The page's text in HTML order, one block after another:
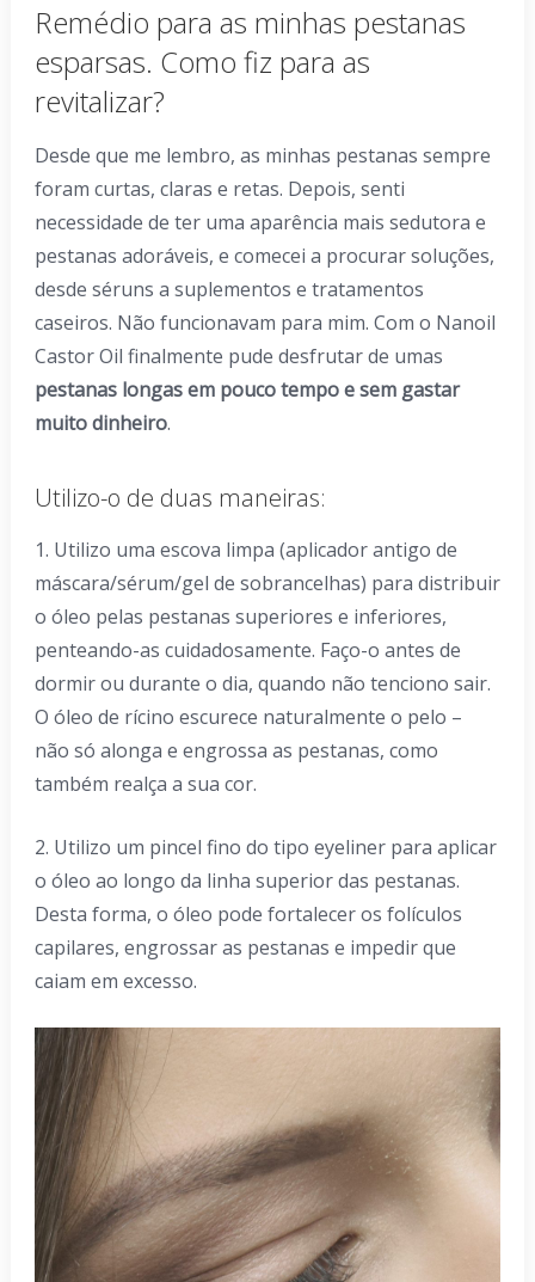
Remédio para as minhas pestanas
esparsas. Como fiz para as
revitalizar?
Desde que me lembro, as minhas pestanas sempre
foram curtas, claras e retas. Depois, senti
necessidade de ter uma aparência mais sedutora e
pestanas adoráveis, e comecei a procurar soluções,
desde séruns a suplementos e tratamentos
caseiros. Não funcionavam para mim. Com o Nanoil
Castor Oil finalmente pude desfrutar de umas
pestanas longas em pouco tempo e sem gastar
muito dinheiro.
Utilizo-o de duas maneiras:
1. Utilizo uma escova limpa (aplicador antigo de
máscara/sérum/gel de sobrancelhas) para distribuir
o óleo pelas pestanas superiores e inferiores,
penteando-as cuidadosamente. Faço-o antes de
dormir ou durante o dia, quando não tenciono sair.
O óleo de rícino escurece naturalmente o pelo –
não só alonga e engrossa as pestanas, como
também realça a sua cor.
2. Utilizo um pincel fino do tipo eyeliner para aplicar
o óleo ao longo da linha superior das pestanas.
Desta forma, o óleo pode fortalecer os folículos
capilares, engrossar as pestanas e impedir que
caiam em excesso.